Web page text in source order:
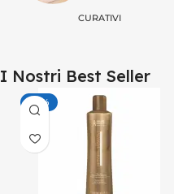
I Nostri Best Seller
-20%